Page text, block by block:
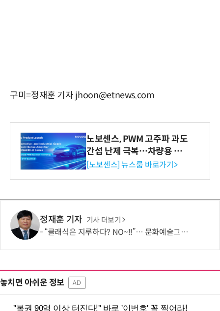
구미=정재훈 기자 jhoon@etnews.com
노보센스, PWM 고주파 과도
간섭 난제 극복…차량용 전
류 감지 증폭기
[노보센스] 뉴스룸 바로가기>
정재훈 기자 기사 더보기
“클래식은 지루하다? NO~!!”… 문화예술그룹 더같음, 관객 소통형 '춤추는 오케스트라' 런칭 쇼케이스 개최
놓치면 아쉬운 정보 AD